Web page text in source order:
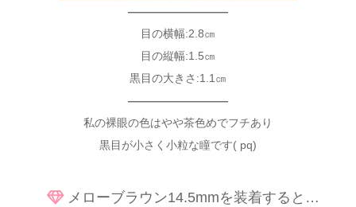
—————————
目の横幅:2.8㎝
目の縦幅:1.5㎝
黒目の大きさ:1.1㎝
—————————
私の裸眼の色はやや茶色めでフチあり
黒目が小さく小粒な瞳です( pq)
メローブラウン14.5mmを装着すると…